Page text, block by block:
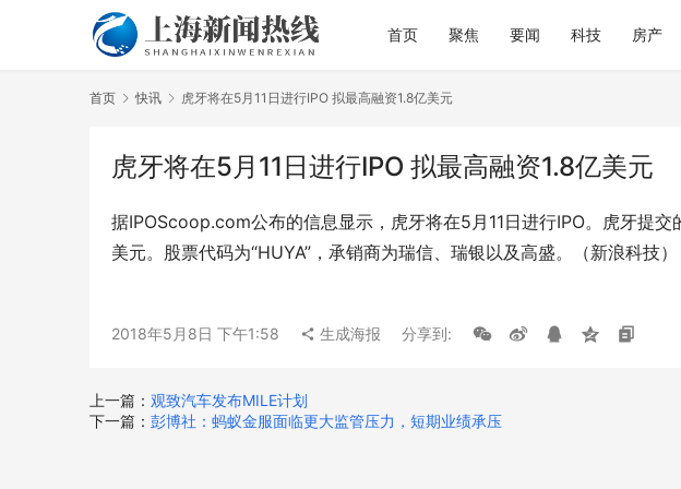
首页 聚焦 要闻 科技 房产
首页 快讯 虎牙将在5月11日进行IPO 拟最高融资1.8亿美元
虎牙将在5月11日进行IPO 拟最高融资1.8亿美元
据IPOScoop.com公布的信息显示，虎牙将在5月11日进行IPO。虎牙提
美元。股票代码为“HUYA”，承销商为瑞信、瑞银以及高盛。（新浪科技）
2018年5月8日 下午1:58 生成海报 分享到:
上一篇： 观致汽车发布MILE计划
下一篇： 彭博社：蚂蚁金服面临更大监管压力，短期业绩承压